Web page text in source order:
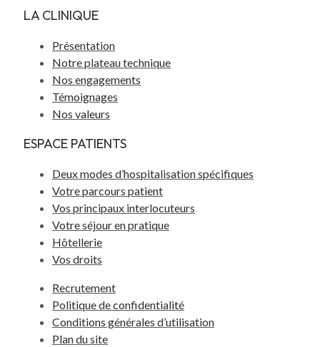
LA CLINIQUE
Présentation
Notre plateau technique
Nos engagements
Témoignages
Nos valeurs
ESPACE PATIENTS
Deux modes d’hospitalisation spécifiques
Votre parcours patient
Vos principaux interlocuteurs
Votre séjour en pratique
Hôtellerie
Vos droits
Recrutement
Politique de confidentialité
Conditions générales d’utilisation
Plan du site